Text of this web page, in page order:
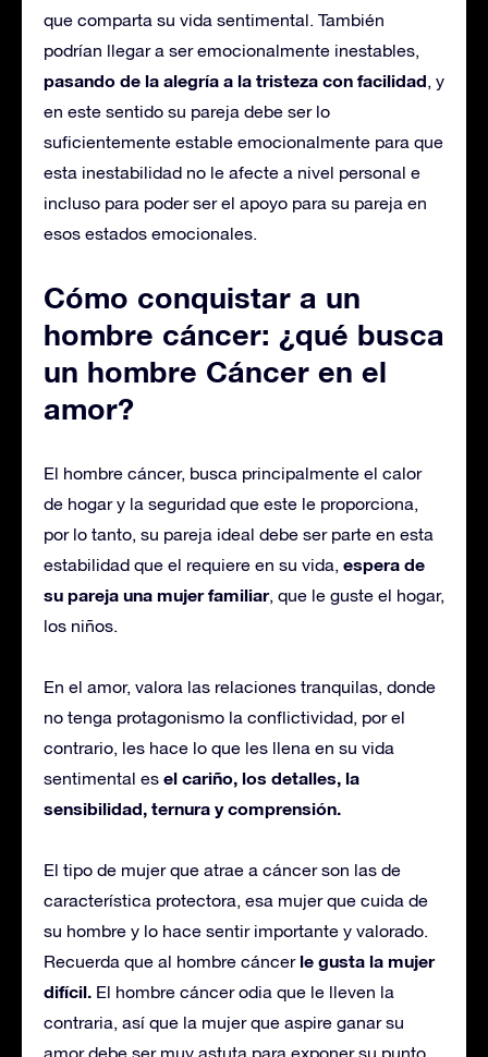
que comparta su vida sentimental. También
podrían llegar a ser emocionalmente inestables,
pasando de la alegría a la tristeza con facilidad, y
en este sentido su pareja debe ser lo
suficientemente estable emocionalmente para que
esta inestabilidad no le afecte a nivel personal e
incluso para poder ser el apoyo para su pareja en
esos estados emocionales.
Cómo conquistar a un
hombre cáncer: ¿qué busca
un hombre Cáncer en el
amor?
El hombre cáncer, busca principalmente el calor
de hogar y la seguridad que este le proporciona,
por lo tanto, su pareja ideal debe ser parte en esta
estabilidad que el requiere en su vida, espera de
su pareja una mujer familiar, que le guste el hogar,
los niños.
En el amor, valora las relaciones tranquilas, donde
no tenga protagonismo la conflictividad, por el
contrario, les hace lo que les llena en su vida
sentimental es el cariño, los detalles, la
sensibilidad, ternura y comprensión.
El tipo de mujer que atrae a cáncer son las de
característica protectora, esa mujer que cuida de
su hombre y lo hace sentir importante y valorado.
Recuerda que al hombre cáncer le gusta la mujer
difícil. El hombre cáncer odia que le lleven la
contraria, así que la mujer que aspire ganar su
amor debe ser muy astuta para exponer su punto